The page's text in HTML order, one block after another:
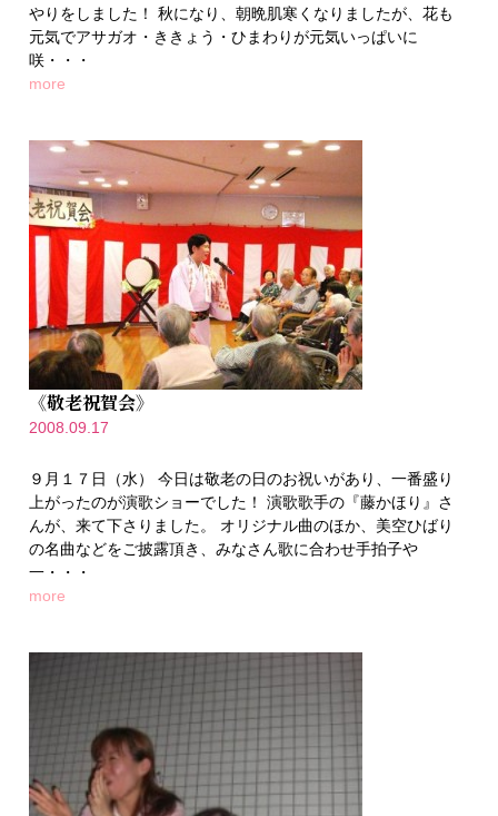
やりをしました！ 秋になり、朝晩肌寒くなりましたが、花も
元気でアサガオ・ききょう・ひまわりが元気いっぱいに
咲・・・
more
《敬老祝賀会》
2008.09.17
９月１７日（水） 今日は敬老の日のお祝いがあり、一番盛り
上がったのが演歌ショーでした！ 演歌歌手の『藤かほり』さ
んが、来て下さりました。 オリジナル曲のほか、美空ひばり
の名曲などをご披露頂き、みなさん歌に合わせ手拍子や
一・・・
more